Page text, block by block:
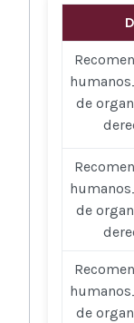
de
de
de